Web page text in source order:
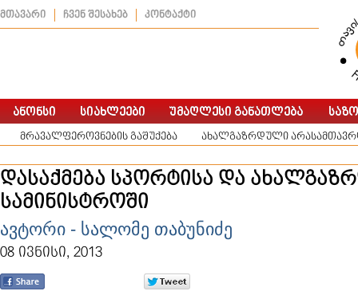
მთავარი ჩვენ შესახებ კონტაქტი
მრავალფეროვნების გაშუქება ახალგაზრდული
დასაქმება სპორტისა და
სამინისტროში
ავტორი - სალომე თაბუნიძე
08 ივნისი, 2013